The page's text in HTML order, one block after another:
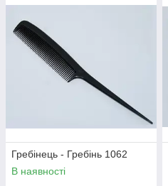
Гребінець - Гребінь 1062
В наявності